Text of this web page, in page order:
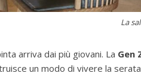
La
arriva dai più giovani. La Gen
un modo di vivere la